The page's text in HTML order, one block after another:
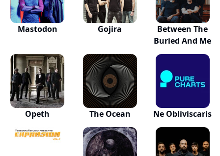
Mastodon Gojira
Between The
Buried And Me
Opeth The Ocean Ne Obliviscaris